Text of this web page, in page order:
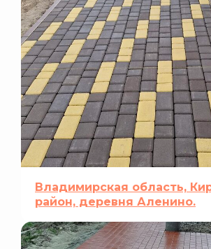
Владимирская область,
район, деревня Аленино.